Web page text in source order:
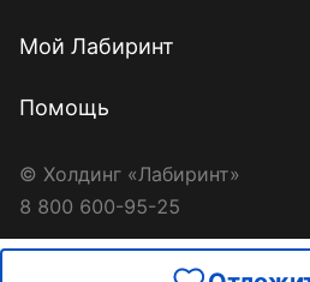
Мой Лабиринт
Помощь
© Холдинг «Лабиринт»
8 800 600-95-25